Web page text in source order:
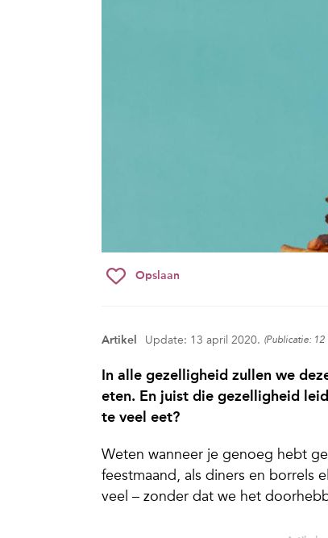
Opslaan
Artikel Update: 13 april 2020. (Publicatie:
In alle gezelligheid zullen we
eten. En juist die gezelligheid
te veel eet?
Weten wanneer je genoeg hebt
feestmaand, als diners en borrels
veel – zonder dat we het